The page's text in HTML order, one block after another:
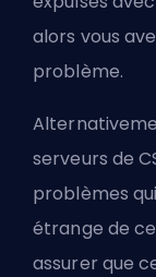
alors vous
problème.
serveurs de
problèmes
étrange de
assurer que